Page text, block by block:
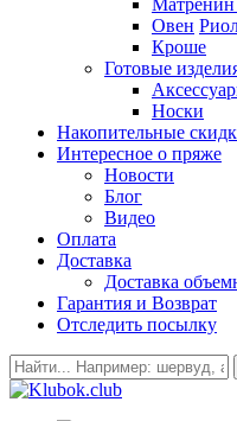
Овен
Кроше
Готовые
Носки
Накопительные
Интересное о пряже
Новости
Блог
Видео
Оплата
Доставка
Доставка
Гарантия и Возврат
Отследить посылку